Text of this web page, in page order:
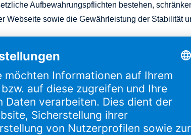
Aufbewahrungspflichten bestehen,
Webseite sowie die Gewährleistung der Stabilität
Daten erhoben. Welche Daten jeweils
durch ein Sternchen (*). In der Regel ist
sind freiwillig.
mit dem Kontaktformular anfallenden